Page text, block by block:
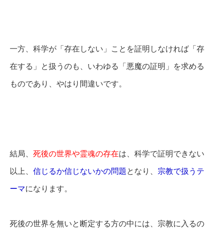
一方、科学が「存在しない」ことを証明しなければ「存
在する」と扱うのも、いわゆる「悪魔の証明」を求める
ものであり、やはり間違いです。
結局、 死後の世界や霊魂の存在は、科学で証明できない
以上、 信じるか信じないかの問題 となり、 宗教で扱うテ
ーマになります。
死後の世界を無いと断定する方の中には、宗教に入るの